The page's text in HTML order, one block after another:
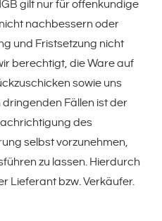
gilt nur für offenkundige
nachbessern oder
und Fristsetzung nicht
berechtigt, die Ware auf
sowie uns
Fällen ist der
des
selbst vorzunehmen,
zu lassen. Hierdurch
Lieferant bzw. Verkäufer.